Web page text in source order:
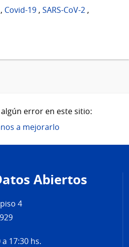
, Covid-19 , SARS-CoV-2 ,
error en este sitio:
a mejorarlo
Abiertos
4
17:30 hs.